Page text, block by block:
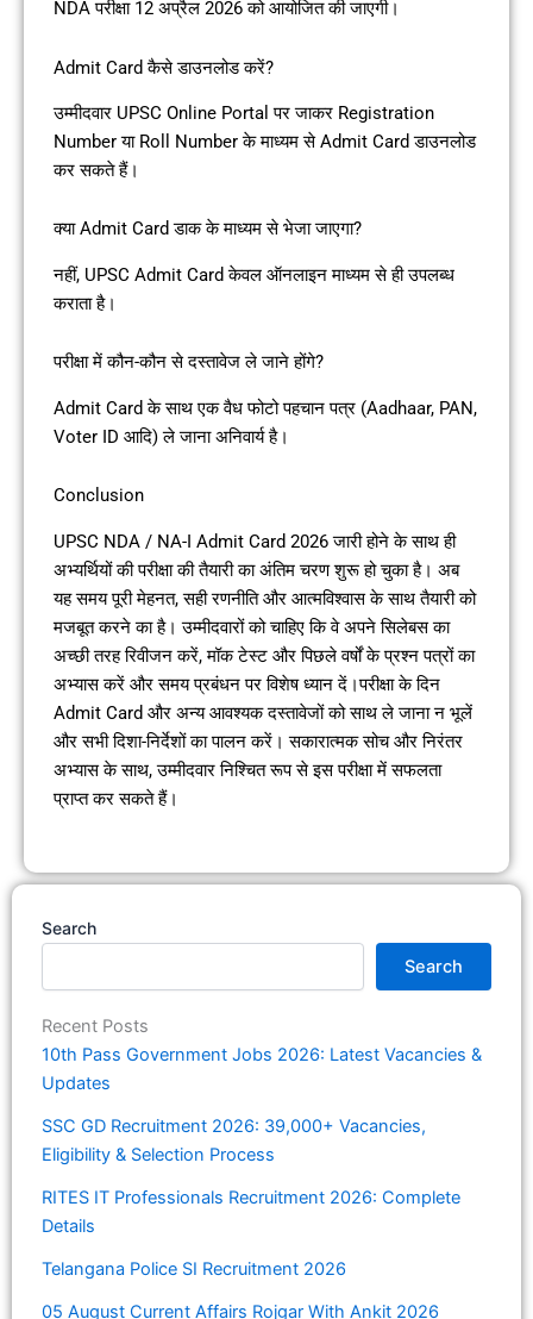
NDA परीक्षा 12 अप्रैल 2026 को आयोजित की जाएगी।
Admit Card कैसे डाउनलोड करें?
उम्मीदवार UPSC Online Portal पर जाकर Registration
Number या Roll Number के माध्यम से Admit Card डाउनलोड
कर सकते हैं।
क्या Admit Card डाक के माध्यम से भेजा जाएगा?
नहीं, UPSC Admit Card केवल ऑनलाइन माध्यम से ही उपलब्ध
कराता है।
परीक्षा में कौन-कौन से दस्तावेज ले जाने होंगे?
Admit Card के साथ एक वैध फोटो पहचान पत्र (Aadhaar, PAN,
Voter ID आदि) ले जाना अनिवार्य है।
Conclusion
UPSC NDA / NA-I Admit Card 2026 जारी होने के साथ ही
अभ्यर्थियों की परीक्षा की तैयारी का अंतिम चरण शुरू हो चुका है। अब
यह समय पूरी मेहनत, सही रणनीति और आत्मविश्वास के साथ तैयारी को
मजबूत करने का है। उम्मीदवारों को चाहिए कि वे अपने सिलेबस का
अच्छी तरह रिवीजन करें, मॉक टेस्ट और पिछले वर्षों के प्रश्न पत्रों का
अभ्यास करें और समय प्रबंधन पर विशेष ध्यान दें।परीक्षा के दिन
Admit Card और अन्य आवश्यक दस्तावेजों को साथ ले जाना न भूलें
और सभी दिशा-निर्देशों का पालन करें। सकारात्मक सोच और निरंतर
अभ्यास के साथ, उम्मीदवार निश्चित रूप से इस परीक्षा में सफलता
प्राप्त कर सकते हैं।
Search
Search
Recent Posts
10th Pass Government Jobs 2026: Latest Vacancies &
Updates
SSC GD Recruitment 2026: 39,000+ Vacancies,
Eligibility & Selection Process
RITES IT Professionals Recruitment 2026: Complete
Details
Telangana Police SI Recruitment 2026
05 August Current Affairs Rojgar With Ankit 2026